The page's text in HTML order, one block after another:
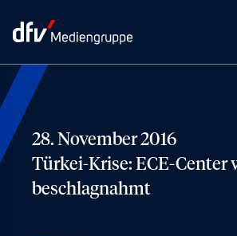
28. November 2016
Türkei-Krise: ECE-Center
beschlagnahmt